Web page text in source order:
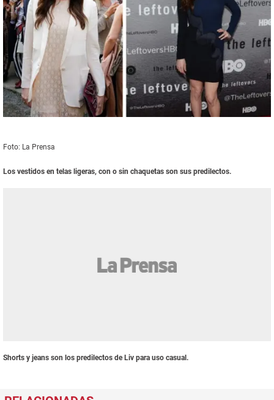
Foto: La Prensa
Los vestidos en telas ligeras, con o sin chaquetas son sus predilectos.
Shorts y jeans son los predilectos de Liv para uso casual.